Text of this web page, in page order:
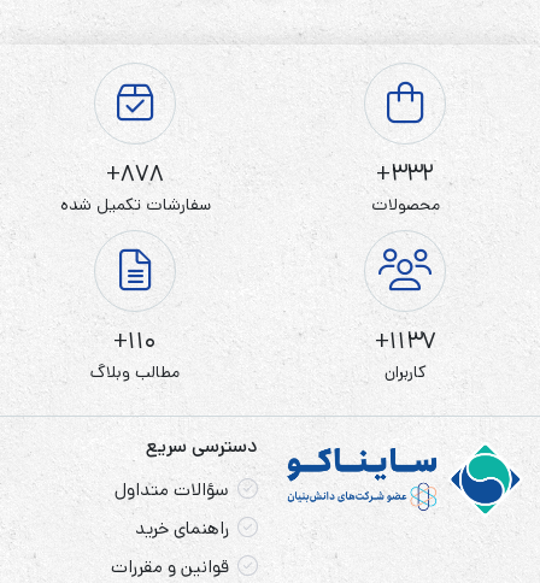
332+
محصولات
878+
سفارشات تکمیل شده
1137+
کاربران
110+
مطالب وبلاگ
دسترسی سریع
سؤالات متداول
راهنمای خرید
قوانین و مقررات